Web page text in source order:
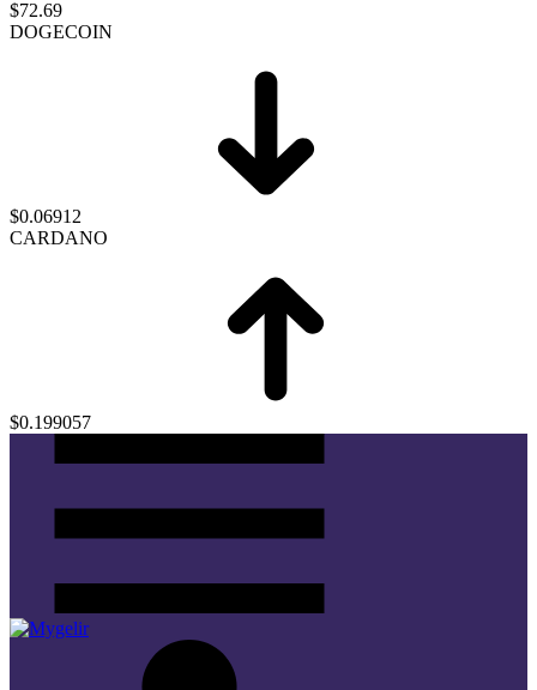
$72.69
DOGECOIN
$0.06912
CARDANO
$0.199057